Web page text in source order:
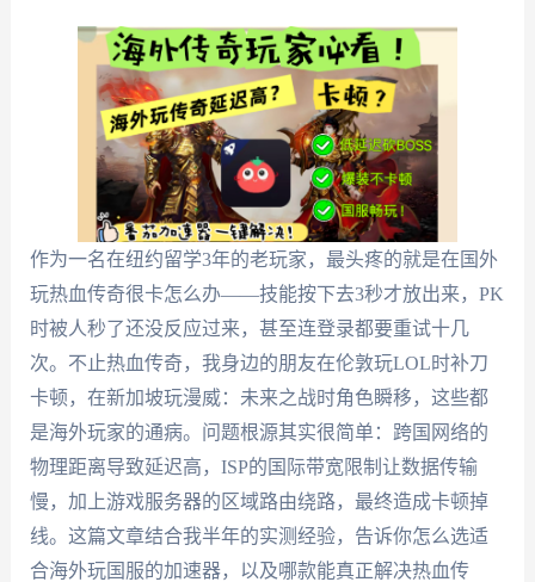
作为一名在纽约留学3年的老玩家，最头疼的就是在国外
玩热血传奇很卡怎么办——技能按下去3秒才放出来，PK
时被人秒了还没反应过来，甚至连登录都要重试十几
次。不止热血传奇，我身边的朋友在伦敦玩LOL时补刀
卡顿，在新加坡玩漫威：未来之战时角色瞬移，这些都
是海外玩家的通病。问题根源其实很简单：跨国网络的
物理距离导致延迟高，ISP的国际带宽限制让数据传输
慢，加上游戏服务器的区域路由绕路，最终造成卡顿掉
线。这篇文章结合我半年的实测经验，告诉你怎么选适
合海外玩国服的加速器，以及哪款能真正解决热血传